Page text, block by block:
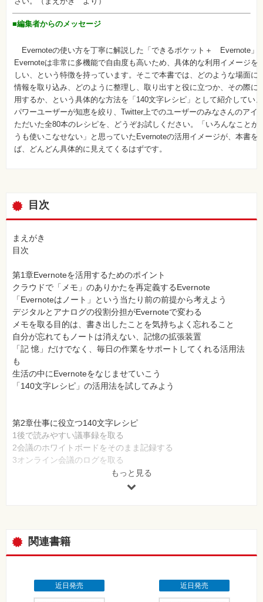
■編集者からのメッセージ
Evernoteの使い方を丁寧に解説した「できるポケット＋ Evernote」
Evernoteは非常に多機能で自由度も高いため、具体的な利用イメージを
しい、という特徴を持っています。そこで本書では、どのような場面に
情報を取り込み、どのように整理し、取り出すと役に立つか、その際に
用するか、という具体的な方法を「140文字レシピ」として紹介してい
パワーユーザーが知恵を絞り、Twitter上でのユーザーのみなさんのアイ
ただいた全80本のレシピを、どうぞお試しください。「いろんなことが
うも使いこなせない」と思っていたEvernoteの活用イメージが、本書を
ば、どんどん具体的に見えてくるはずです。
目次
まえがき
目次
第1章Evernoteを活用するためのポイント
クラウドで「メモ」のありかたを再定義するEvernote
「Evernoteはノート」という当たり前の前提から考えよう
デジタルとアナログの役割分担がEvernoteで変わる
メモを取る目的は、書き出したことを気持ちよく忘れること
自分が忘れてもノートは消えない、記憶の拡張装置
「記 憶」だけでなく、毎日の作業をサポートしてくれる活用法
も
生活の中にEvernoteをなじませていこう
「140文字レシピ」の活用法を試してみよう
第2章仕事に役立つ140文字レシピ
1後で読みやすい議事録を取る
2会議のホワイトボードをそのまま記録する
3オンライン会議のログを取る
4Eye-Fiカードで「撮影するだけ」のお手軽名刺管理
9移動の記録をiPhoneのシャッターボタン1つで残す
10書類をスキャンして処分し、机をすっきりさせる
11大量の書類をスキャンする前に大まかに選別する
13携帯電話で浮かんだアイデアをすばやくメモする
もっと見る
関連書籍
近日発売 近日発売